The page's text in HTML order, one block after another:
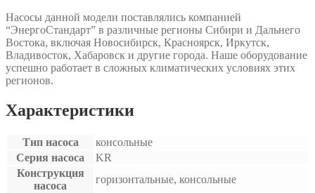
Насосы данной модели поставлялись компанией
“ЭнергоСтандарт” в различные регионы Сибири и Дальнего
Востока, включая Новосибирск, Красноярск, Иркутск,
Владивосток, Хабаровск и другие города. Наше оборудование
успешно работает в сложных климатических условиях этих
регионов.
Характеристики
Тип насоса
консольные
Серия насоса
KR
Конструкция
насоса
горизонтальные, консольные